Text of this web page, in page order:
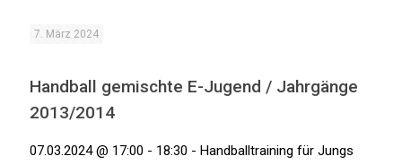
7. März 2024
Handball gemischte E-Jugend / Jahrgänge
2013/2014
07.03.2024 @ 17:00 - 18:30 - Handballtraining für Jungs